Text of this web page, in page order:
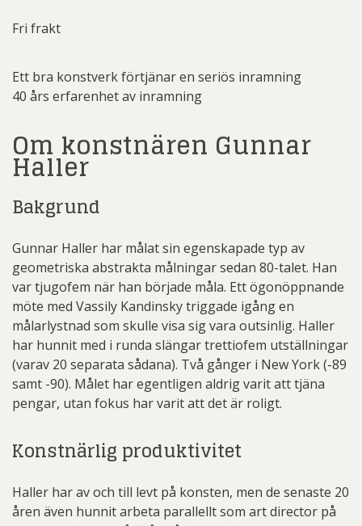
Fri frakt
Ett bra konstverk förtjänar en seriös inramning
40 års erfarenhet av inramning
Om konstnären Gunnar
Haller
Bakgrund
Gunnar Haller har målat sin egenskapade typ av
geometriska abstrakta målningar sedan 80-talet. Han
var tjugofem när han började måla. Ett ögonöppnande
möte med Vassily Kandinsky triggade igång en
målarlystnad som skulle visa sig vara outsinlig. Haller
har hunnit med i runda slängar trettiofem utställningar
(varav 20 separata sådana). Två gånger i New York (-89
samt -90). Målet har egentligen aldrig varit att tjäna
pengar, utan fokus har varit att det är roligt.
Konstnärlig produktivitet
Haller har av och till levt på konsten, men de senaste 20
åren även hunnit arbeta parallellt som art director på